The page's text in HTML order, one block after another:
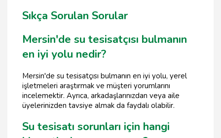
Sıkça Sorulan Sorular
Mersin'de su tesisatçısı bulmanın
en iyi yolu nedir?
Mersin'de su tesisatçısı bulmanın en iyi yolu, yerel
işletmeleri araştırmak ve müşteri yorumlarını
incelemektir. Ayrıca, arkadaşlarınızdan veya aile
üyelerinizden tavsiye almak da faydalı olabilir.
Su tesisatı sorunları için hangi